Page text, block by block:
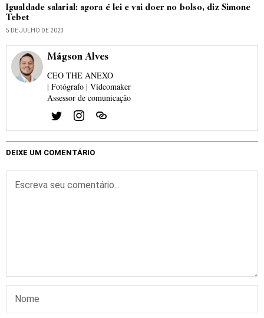
Igualdade salarial: agora é lei e vai doer no bolso, diz Simone
Tebet
5 DE JULHO DE 2023
Mágson Alves
CEO THE ANEXO
| Fotógrafo | Videomaker
Assessor de comunicação
DEIXE UM COMENTÁRIO